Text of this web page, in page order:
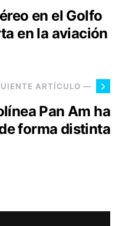
en el Golfo
en la aviación
ARTÍCULO —
Pan Am ha
forma distinta